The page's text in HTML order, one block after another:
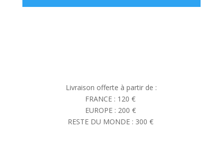
Livraison offerte à partir de :
FRANCE : 120 €
EUROPE : 200 €
RESTE DU MONDE : 300 €